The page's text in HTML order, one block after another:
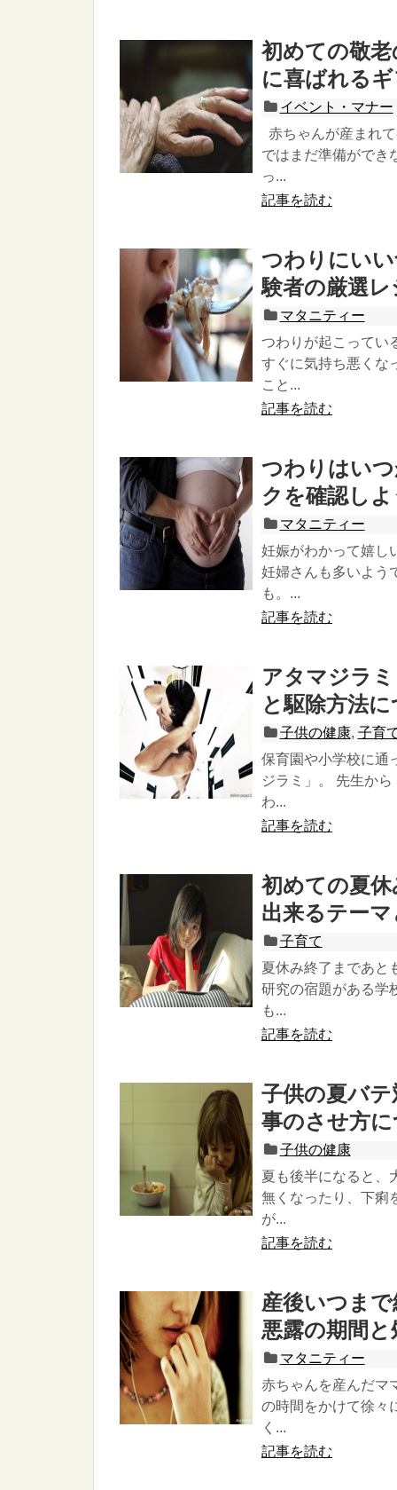
初めての敬
に喜ばれる
イベント・マナー
赤ちゃんが産まれ
ではまだ準備ができ
っ...
記事を読む
つわりにい
験者の厳選
マタニティー
つわりが起こってい
すぐに気持ち悪くな
こと...
記事を読む
つわりはい
クを確認し
マタニティー
妊娠がわかって嬉し
妊婦さんも多いよう
も。...
記事を読む
アタマジラ
と駆除方法
子供の健康, 子育
保育園や小学校に通
ジラミ」。 先生か
わ...
記事を読む
初めての夏
出来るテー
子育て
夏休み終了まであと
研究の宿題がある学
も...
記事を読む
子供の夏バ
事のさせ方
子供の健康
夏も後半になると、
無くなったり、下痢
が...
記事を読む
産後いつま
悪露の期間と
マタニティー
赤ちゃんを産んだマ
の時間をかけて徐々
く...
記事を読む